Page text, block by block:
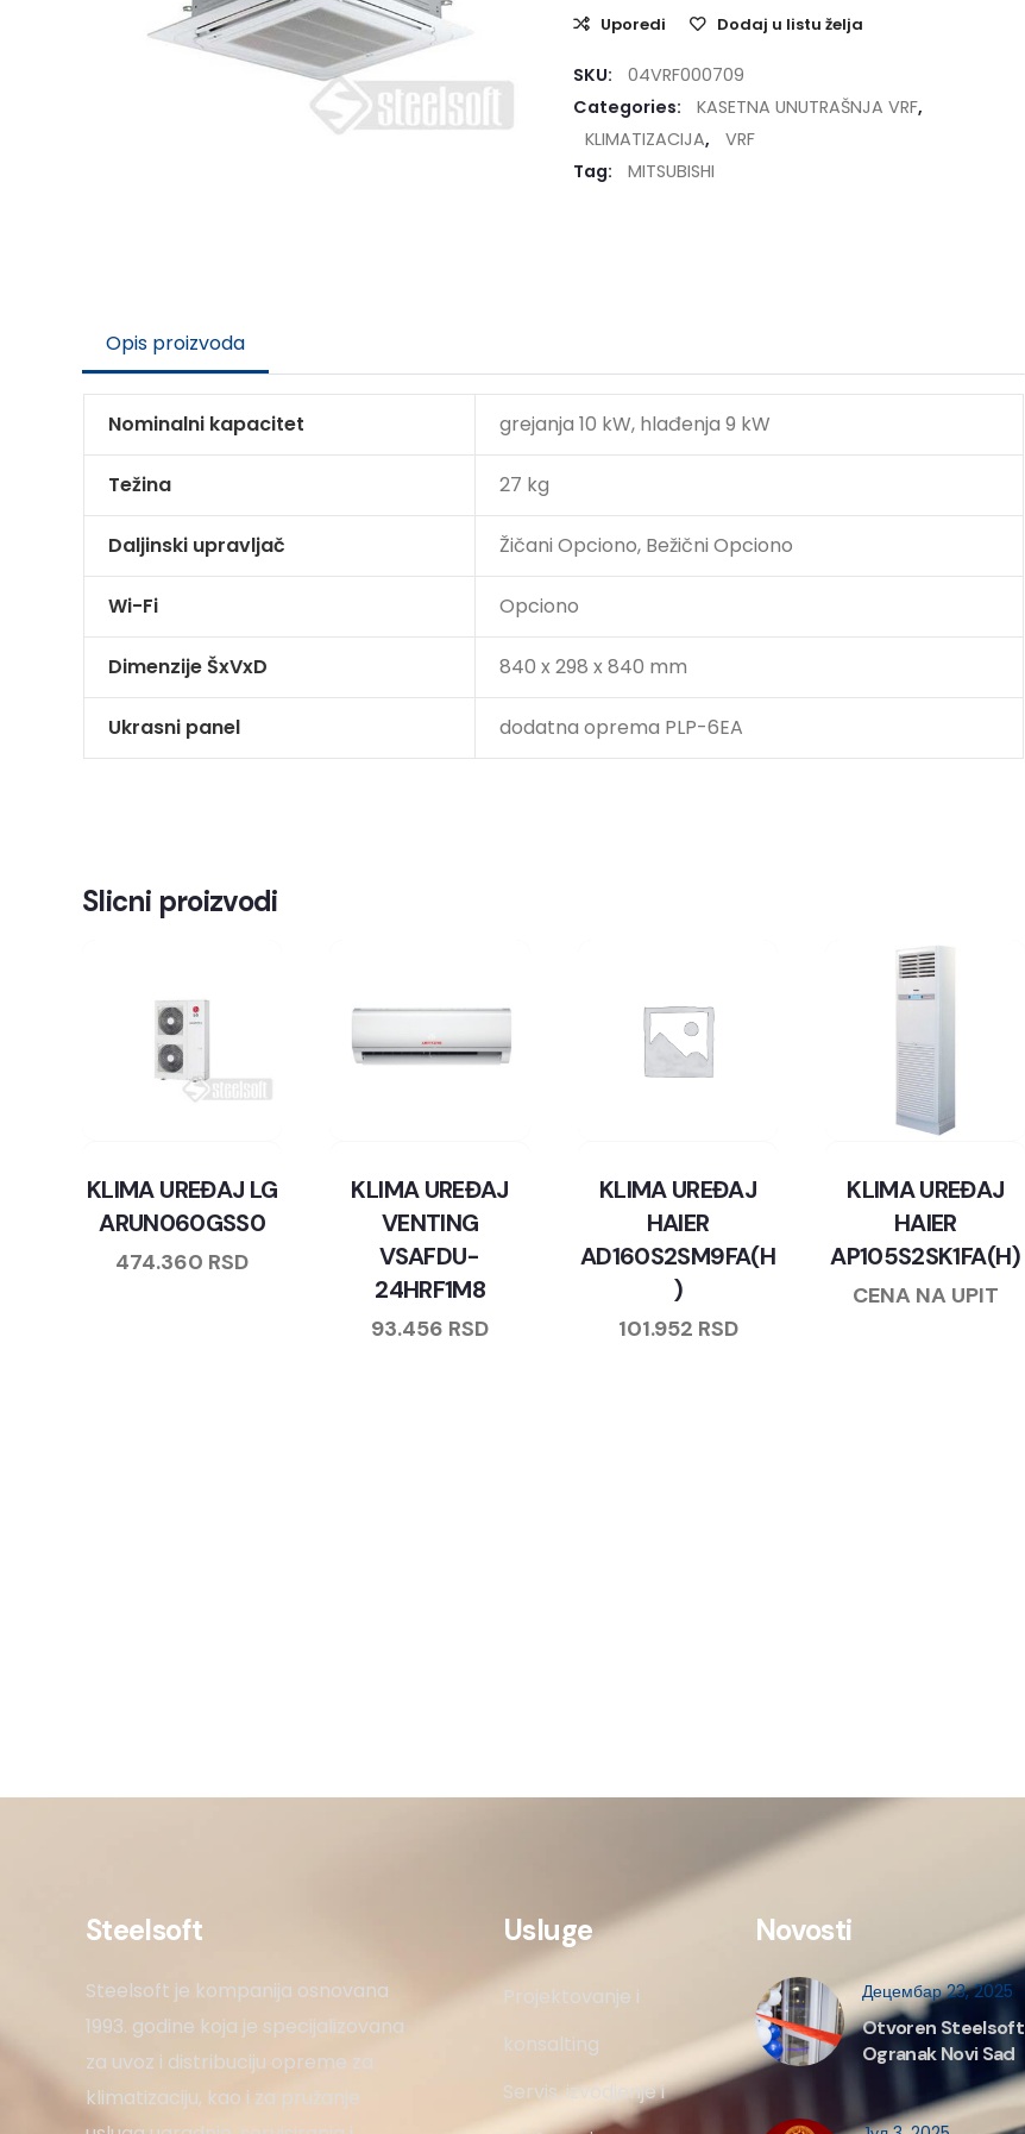
Uporedi Dodaj u listu želja
SKU:
04VRF000709
Categories:
KASETNA UNUTRAŠNJA VRF,
KLIMATIZACIJA,
VRF
Tag:
MITSUBISHI
Opis proizvoda
Nominalni kapacitet grejanja 10 kW, hlađenja 9 kW
Težina 27 kg
Daljinski upravljač Žičani Opciono, Bežični Opciono
Wi-Fi Opciono
Dimenzije ŠxVxD 840 x 298 x 840 mm
Ukrasni panel dodatna oprema PLP-6EA
Slicni proizvodi
KLIMA UREĐAJ LG
ARUN060GSS0
474.360 RSD
KLIMA UREĐAJ
VENTING
VSAFDU-
24HRF1M8
93.456 RSD
KLIMA UREĐAJ
HAIER
AD160S2SM9FA(H
)
101.952 RSD
KLIMA UREĐAJ
HAIER
AP105S2SK1FA(H)
CENA NA UPIT
Steelsoft
Steelsoft je kompanija osnovana
1993. godine koja je specijalizovana
za uvoz i distribuciju opreme za
klimatizaciju, kao i za pružanje
Usluge
Projektovanje i
konsalting
Servis, izvodjenje i
Novosti
Децембар 23, 2025
Otvoren Steelsoft
Ogranak Novi Sad